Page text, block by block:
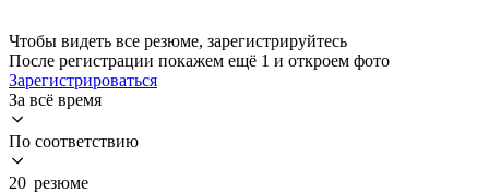
Чтобы видеть все резюме, зарегистрируйтесь
После регистрации покажем ещё 1 и откроем фото
Зарегистрироваться
За всё время
По соответствию
20 резюме